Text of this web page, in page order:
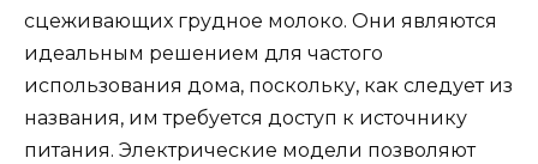
сцеживающих грудное молоко. Они являются
идеальным решением для частого
использования дома, поскольку, как следует из
названия, им требуется доступ к источнику
питания. Электрические модели позволяют